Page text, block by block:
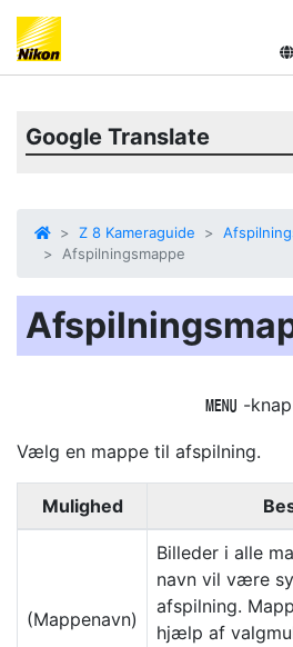
Google Translate
Z 8 Kameraguide
Afspilningsmappe
G -knap
Vælg en mappe til afspilning.
Mulighed
(Mappenavn)
Billeder i alle
navn vil være
afspilning.
hjælp af